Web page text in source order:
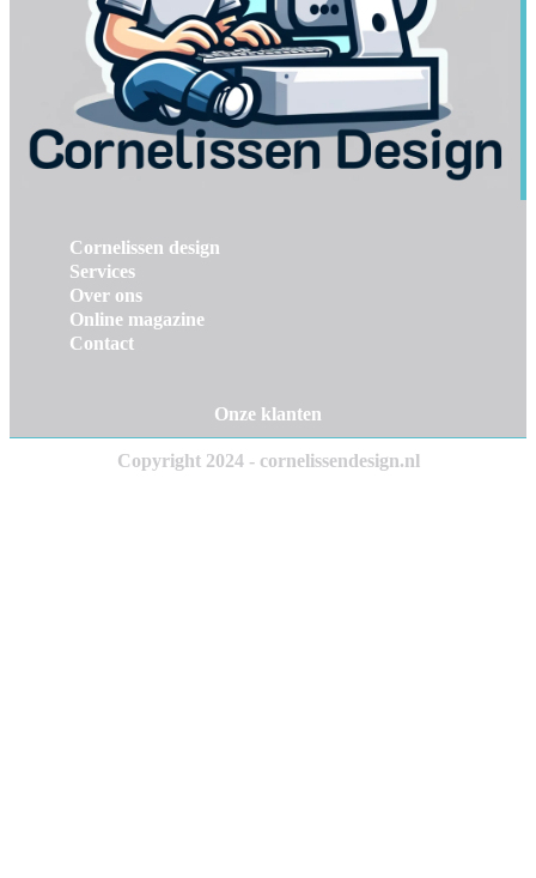
Cornelissen design
Services
Over ons
Online magazine
Contact
Onze klanten
Copyright 2024 - cornelissendesign.nl